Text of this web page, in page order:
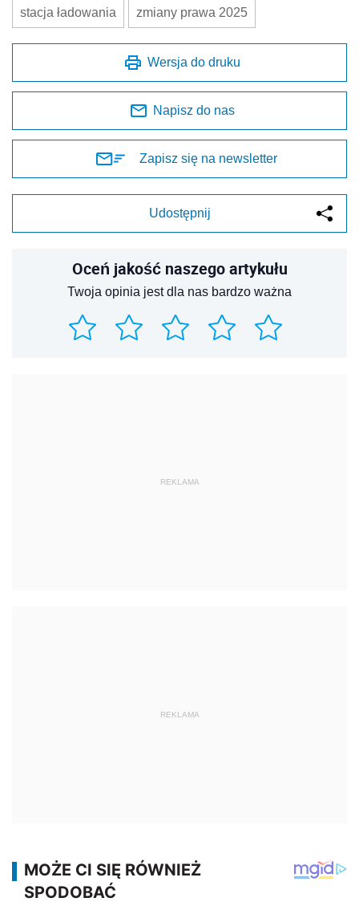
stacja ładowania zmiany prawa 2025
Wersja do druku
Napisz do nas
Zapisz się na newsletter
Udostępnij
Oceń jakość naszego artykułu
Twoja opinia jest dla nas bardzo ważna
REKLAMA
REKLAMA